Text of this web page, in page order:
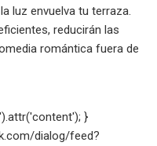
luz envuelva tu terraza.
reducirán las
romántica fuera de
}
dialog/feed?